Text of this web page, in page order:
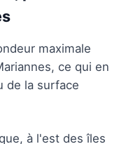
maximale
ce qui en
de la surface
à l'est des îles